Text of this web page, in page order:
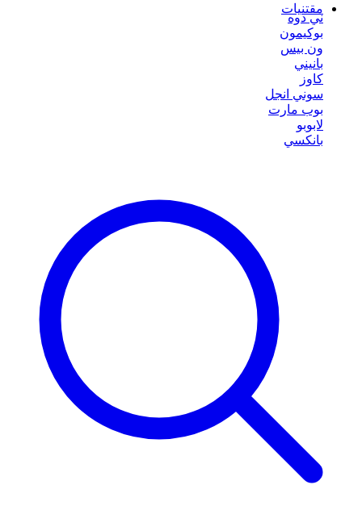
مقتنيات
ني دوه
بوكيمون
ون بيس
بانيني
كاوز
سوني انجل
بوب مارت
لابوبو
بانكسي